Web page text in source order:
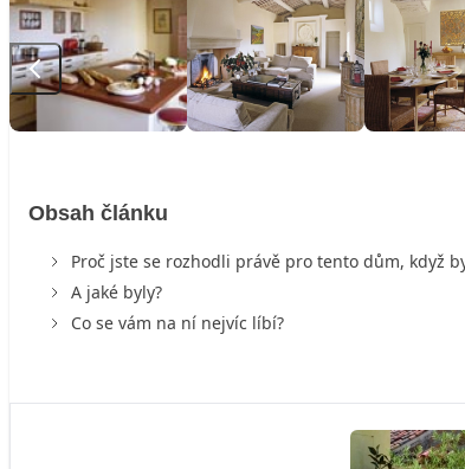
Obsah článku
Proč jste se rozhodli právě pro tento dům, když
A jaké byly?
Co se vám na ní nejvíc líbí?